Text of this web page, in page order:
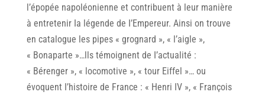
l’épopée napoléonienne et contribuent à leur manière
à entretenir Ia légende de I’Empereur. Ainsi on trouve
en catalogue les pipes « grognard », « l’aigle »,
« Bonaparte »…lls témoignent de I’actualité :
« Bérenger », « locomotive », « tour Eiffel »… ou
évoquent I’histoire de France : « Henri IV », « François